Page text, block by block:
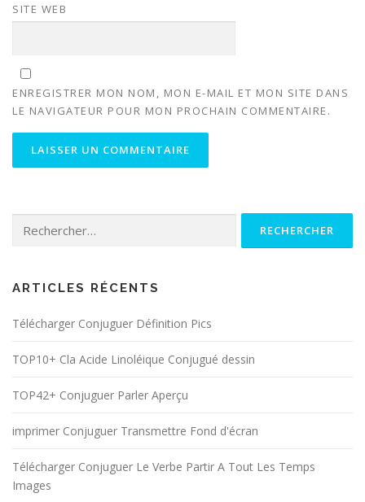
SITE WEB
ENREGISTRER MON NOM, MON E-MAIL ET MON SITE DANS
LE NAVIGATEUR POUR MON PROCHAIN COMMENTAIRE.
ARTICLES RÉCENTS
Télécharger Conjuguer Définition Pics
TOP10+ Cla Acide Linoléique Conjugué dessin
TOP42+ Conjuguer Parler Aperçu
imprimer Conjuguer Transmettre Fond d'écran
Télécharger Conjuguer Le Verbe Partir A Tout Les Temps
Images